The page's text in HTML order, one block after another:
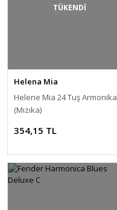
TÜKENDİ
Helena Mia
Helene Mia 24 Tuş Armonika
(Mızıka)
354,15 TL